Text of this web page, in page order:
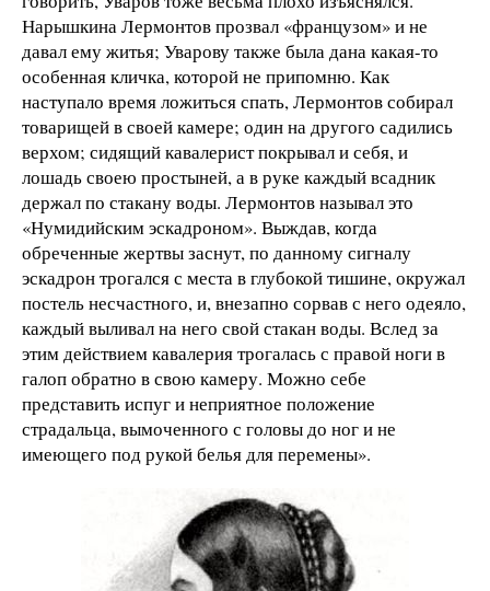
Нарышкина Лермонтов прозвал «французом» и не
давал ему житья; Уварову также была дана какая-то
особенная кличка, которой не припомню. Как
наступало время ложиться спать, Лермонтов собирал
товарищей в своей камере; один на другого садились
верхом; сидящий кавалерист покрывал и себя, и
лошадь своею простыней, а в руке каждый всадник
держал по стакану воды. Лермонтов называл это
«Нумидийским эскадроном». Выждав, когда
обреченные жертвы заснут, по данному сигналу
эскадрон трогался с места в глубокой тишине, окружал
постель несчастного, и, внезапно сорвав с него одеяло,
каждый выливал на него свой стакан воды. Вслед за
этим действием кавалерия трогалась с правой ноги в
галоп обратно в свою камеру. Можно себе
представить испуг и неприятное положение
страдальца, вымоченного с головы до ног и не
имеющего под рукой белья для перемены».